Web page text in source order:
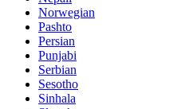
Norwegian
Pashto
Persian
Punjabi
Serbian
Sesotho
Sinhala